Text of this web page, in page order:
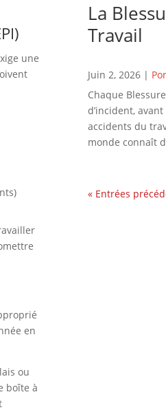
une
en
ou
boîte à
La
Travail
Juin 2, 2026|
Chaque
d’incident,
accidents du
monde connaît
« Entrées